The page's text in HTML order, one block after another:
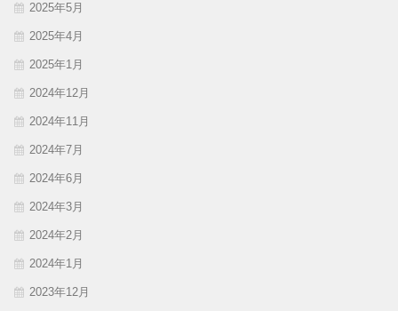
2025年5月
2025年4月
2025年1月
2024年12月
2024年11月
2024年7月
2024年6月
2024年3月
2024年2月
2024年1月
2023年12月